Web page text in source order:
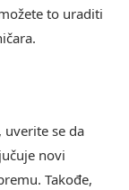
to uraditi
uverite se da
novi
Takođe,